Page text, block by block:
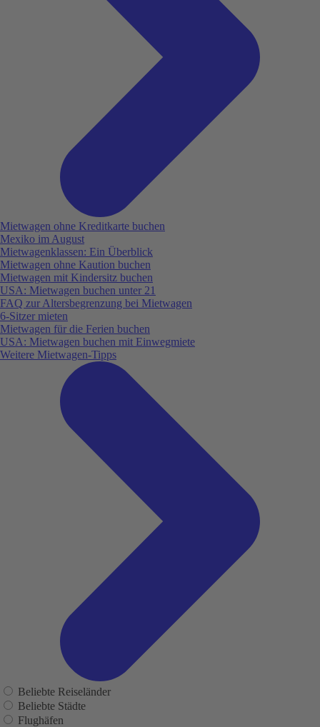
Mietwagen ohne Kreditkarte buchen
Mexiko im August
Mietwagenklassen: Ein Überblick
Mietwagen ohne Kaution buchen
Mietwagen mit Kindersitz buchen
USA: Mietwagen buchen unter 21
FAQ zur Altersbegrenzung bei Mietwagen
6-Sitzer mieten
Mietwagen für die Ferien buchen
USA: Mietwagen buchen mit Einwegmiete
Weitere Mietwagen-Tipps
Beliebte Reiseländer
Beliebte Städte
Flughäfen